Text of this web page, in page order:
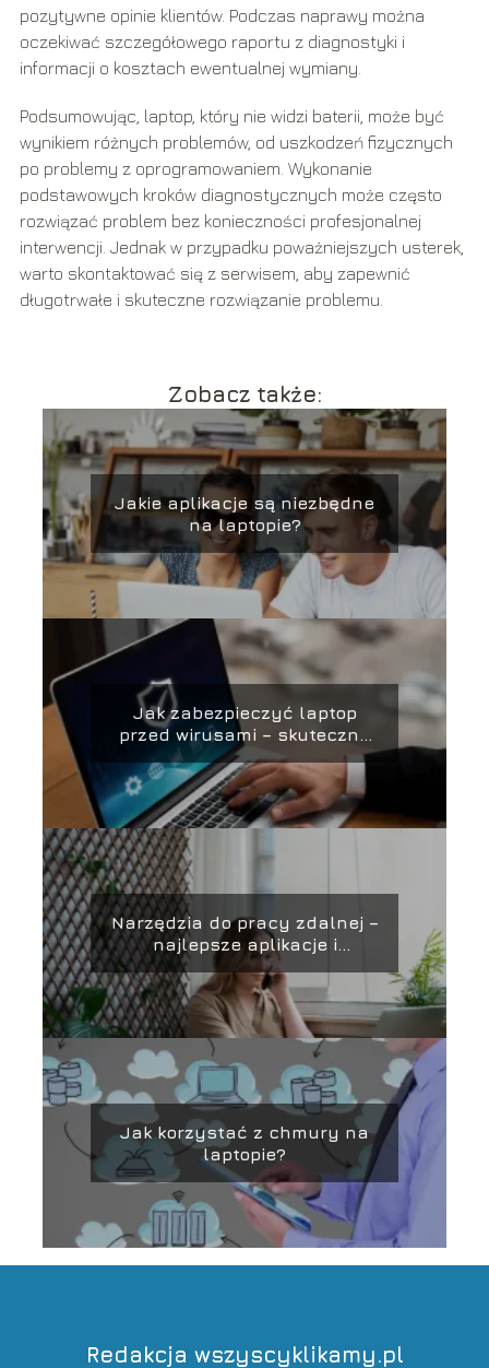
pozytywne opinie klientów. Podczas naprawy można
oczekiwać szczegółowego raportu z diagnostyki i
informacji o kosztach ewentualnej wymiany.
Podsumowując, laptop, który nie widzi baterii, może być
wynikiem różnych problemów, od uszkodzeń fizycznych
po problemy z oprogramowaniem. Wykonanie
podstawowych kroków diagnostycznych może często
rozwiązać problem bez konieczności profesjonalnej
interwencji. Jednak w przypadku poważniejszych usterek,
warto skontaktować się z serwisem, aby zapewnić
długotrwałe i skuteczne rozwiązanie problemu.
Zobacz także:
Jakie aplikacje są niezbędne
na laptopie?
Jak zabezpieczyć laptop
przed wirusami – skuteczne
metody ochrony i
zabezpieczania danych
Narzędzia do pracy zdalnej –
najlepsze aplikacje i
platformy
Jak korzystać z chmury na
laptopie?
Redakcja wszyscyklikamy.pl